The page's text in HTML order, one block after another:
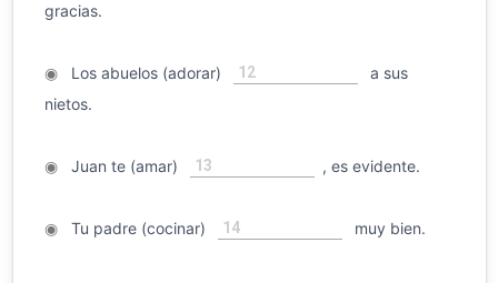
gracias.
◉Los abuelos (adorar) 12
a sus
nietos.
◉Juan te (amar) 13 , es evidente.
◉Tu padre (cocinar) 14 muy bien.